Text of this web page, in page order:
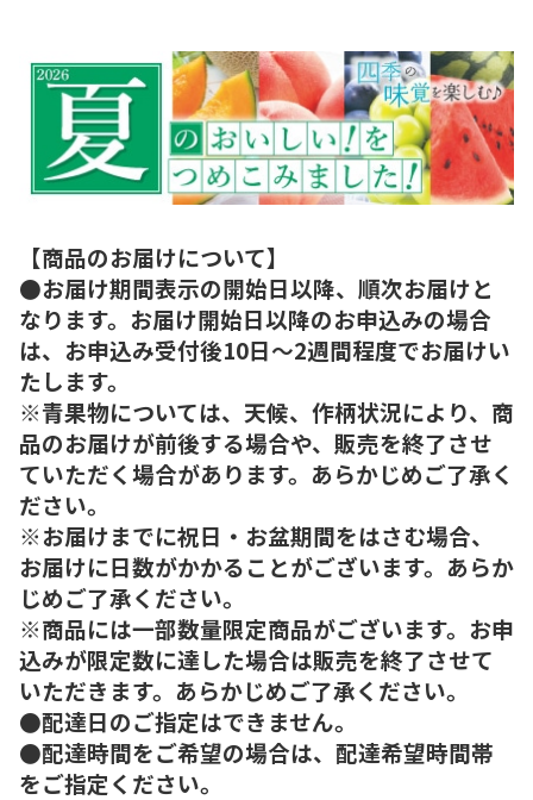
【商品のお届けについて】
●お届け期間表示の開始日以降、順次お届けと
なります。お届け開始日以降のお申込みの場合
は、お申込み受付後10日～2週間程度でお届けい
たします。
※青果物については、天候、作柄状況により、商
品のお届けが前後する場合や、販売を終了させ
ていただく場合があります。あらかじめご了承く
ださい。
※お届けまでに祝日・お盆期間をはさむ場合、
お届けに日数がかかることがございます。あらか
じめご了承ください。
※商品には一部数量限定商品がございます。お申
込みが限定数に達した場合は販売を終了させて
いただきます。あらかじめご了承ください。
●配達日のご指定はできません。
●配達時間をご希望の場合は、配達希望時間帯
をご指定ください。